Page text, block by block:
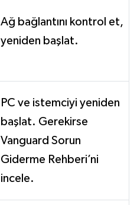
Ağ bağlantını kontrol et,
yeniden başlat.
PC ve istemciyi yeniden
başlat. Gerekirse
Vanguard Sorun
Giderme Rehberi’ni
incele.